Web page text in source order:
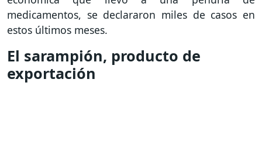
medicamentos, se declararon miles de casos en
estos últimos meses.
El sarampión, producto de
exportación